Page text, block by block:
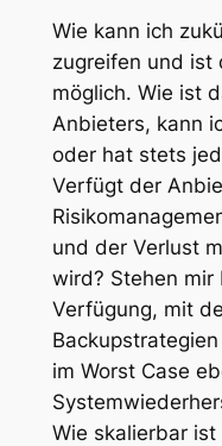
Wie kann ich
zugreifen und ist
möglich. Wie ist
Anbieters, kann
oder hat stets
Verfügt der
und der Verlust
wird? Stehen mir
Verfügung, mit
im Worst Case
Wie skalierbar